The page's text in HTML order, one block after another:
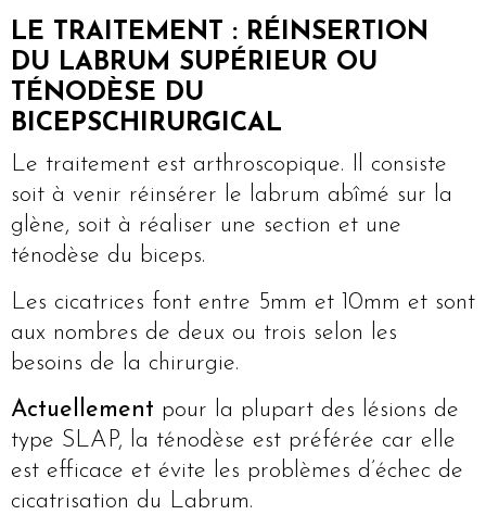
LE TRAITEMENT : RÉINSERTION
DU LABRUM SUPÉRIEUR OU
TÉNODÈSE DU
BICEPSCHIRURGICAL
Le traitement est arthroscopique. Il consiste
soit à venir réinsérer le labrum abîmé sur la
glène, soit à réaliser une section et une
ténodèse du biceps.
Les cicatrices font entre 5mm et 10mm et sont
aux nombres de deux ou trois selon les
besoins de la chirurgie.
Actuellement pour la plupart des lésions de
type SLAP, la ténodèse est préférée car elle
est efficace et évite les problèmes d’échec de
cicatrisation du Labrum.